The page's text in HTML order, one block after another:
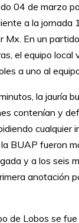
04 de marzo
a la jornada
Mx. En un
el equipo local
a uno al
la jauría
contenían y
cualquier
BUAP fueron
y a los seis
anotación
de Lobos se